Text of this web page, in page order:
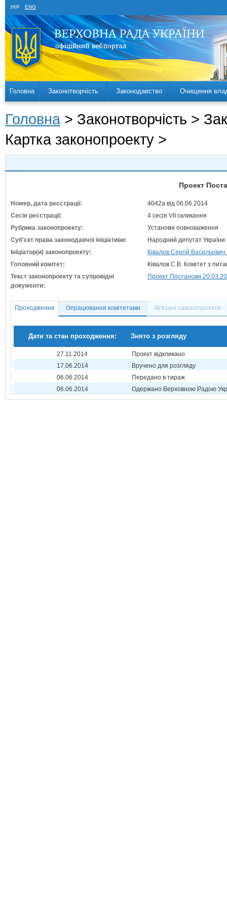
УКР ENG
Головна Законотворчість Законодавство Очищення
Головна > Законотворчість >
Картка законопроекту >
Проект
Номер, дата реєстрації:
4042а від 06.06.2014
Сесія реєстрації:
4 сесія VII скликання
Рубрика законопроекту:
Установчі повноваження
Суб'єкт права законодавчої ініціативи:
Народний депутат України
Ініціатор(и) законопроекту:
Ківалов Сергій
Головний комітет:
Ківалов С.В. Комітет з
Текст законопроекту та супровідні
документи:
Проект Постанови
Проходження Опрацювання комітетами Зв'язані законопроекти
Дати та стан проходження: Знято з розгляду
27.11.2014
Проект відкликано
17.06.2014
Вручено для розгляду
06.06.2014
Передано в тираж
06.06.2014
Одержано Верховною Радою